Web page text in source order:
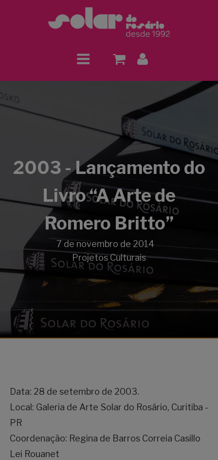
2003 - Lançamento do
Livro “A Arte de
Romero Britto”
7 de novembro de 2014
Projetos Culturais
Data: 28 de setembro de 2003.
Local: Galeria de Arte Solar do Rosário, Curitiba -
PR
Coordenação: Regina de Barros Correia Casillo
Lei Rouanet